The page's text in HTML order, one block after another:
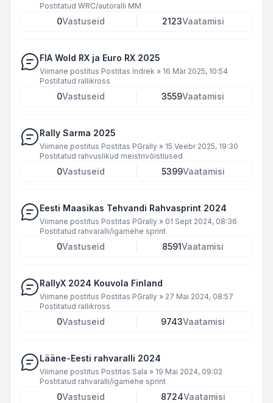
Postitatud WRC/autoralli MM
0Vastuseid 2123Vaatamisi
FIA Wold RX ja Euro RX 2025
Viimane postitus Postitas Indrek » 16 Mär 2025, 10:54
Postitatud rallikross
0Vastuseid 3559Vaatamisi
Rally Sarma 2025
Viimane postitus Postitas PGrally » 15 Veebr 2025, 19:30
Postitatud rahvuslikud meistrivõistlused
0Vastuseid 5399Vaatamisi
Eesti Maasikas Tehvandi Rahvasprint 2024
Viimane postitus Postitas PGrally » 01 Sept 2024, 08:36
Postitatud rahvaralli/igamehe sprint
0Vastuseid 8591Vaatamisi
RallyX 2024 Kouvola Finland
Viimane postitus Postitas PGrally » 27 Mai 2024, 08:57
Postitatud rallikross
0Vastuseid 9743Vaatamisi
Lääne-Eesti rahvaralli 2024
Viimane postitus Postitas Sala » 19 Mai 2024, 09:02
Postitatud rahvaralli/igamehe sprint
0Vastuseid 8724Vaatamisi